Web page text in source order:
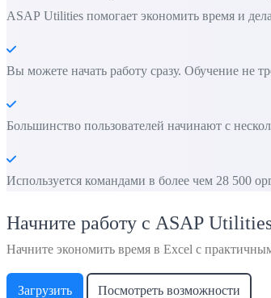
ASAP Utilities помогает экономить время и
Вы можете начать работу сразу. Обучение не
Большинство пользователей начинают с
Используется командами в более чем 28 500
Начните работу с ASAP
Начните экономить время в Excel с
Загрузить Посмотреть возможности